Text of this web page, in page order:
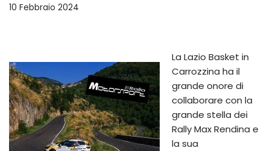
10 Febbraio 2024
La Lazio Basket in
Carrozzina ha il
grande onore di
collaborare con la
grande stella dei
Rally Max Rendina e
la sua